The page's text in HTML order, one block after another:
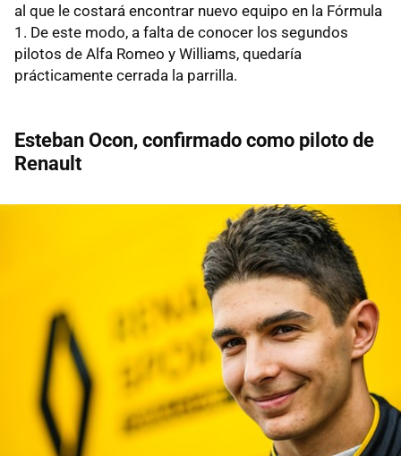
al que le costará encontrar nuevo equipo en la Fórmula
1. De este modo, a falta de conocer los segundos
pilotos de Alfa Romeo y Williams, quedaría
prácticamente cerrada la parrilla.
Esteban Ocon, confirmado como piloto de
Renault